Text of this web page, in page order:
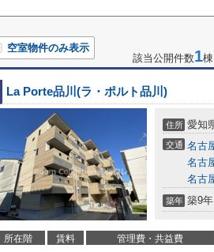
空室物件のみ表示
該当公開件数1棟
La Porte品川(ラ・ポルト品川)
住所 愛知
交通 名古
名古
名古
築年 築9年
所在階 賃料 管理費・共益費